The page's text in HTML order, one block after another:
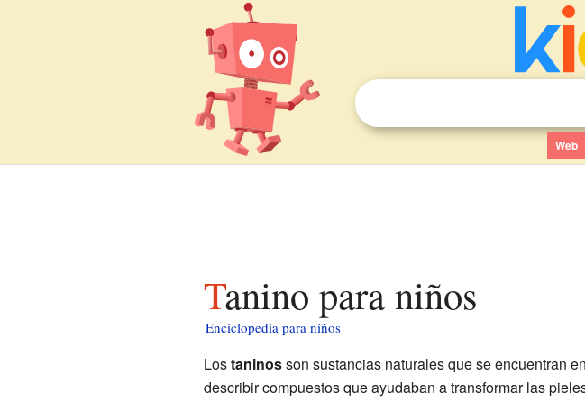
Web
Tanino para niños
Enciclopedia para niños
Lostaninosson sustancias naturales que se encuentran
describir compuestos que ayudaban a transformar las